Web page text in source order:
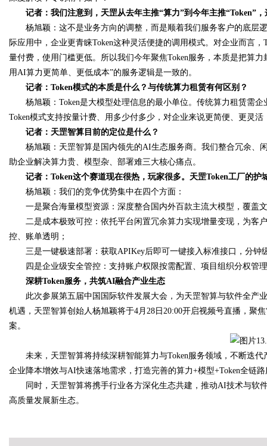
记者：我们注意到，天罡从去年主推“算力”到今年主推“Token”
杨旭颖：这不是业务方向的调整，而是顺着我们服务客户的底层
际应用中，企业更青睐Token这种灵活便捷的调用模式。对企业而言
量付费，使用门槛更低。所以我们今年聚焦Token服务，本质是把算
用AI算力更简单、更低成本”的服务逻辑是一致的。
记者：Token模式的本质是什么？与传统算力租赁有何区别？
杨旭颖：Token是大模型处理信息的最小单位。传统算力租赁需
Token模式支持按量计费、用多少付多少，对企业来说更简便、更灵
记者：天罡智算目前的定位是什么？
杨旭颖：天罡智算是国内领先的AI生态服务商。我们整合冗余、
助企业解决算力贵、模型杂、部署难三大核心痛点。
记者：Token这个赛道现在很热，玩家很多。天罡Token工厂的护
杨旭颖：我们的竞争优势集中在四个方面：
一是聚合海量模型资源：深度整合国内外百款主流大模型，覆盖
二是成本极致可控：依托平台闲置冗余算力实现增量变现，为客
控、账单透明；
三是一键极速部署：获取APIKey后即可一键接入标准接口，分钟
四是企业级安全管控：支持账户权限按需配置、项目组织分权管
深耕Token服务，共筑AI融合产业生态
此次参展第五届中国国际软件发展大会，为天罡智算与软件全产
机遇，天罡智算创始人杨旭颖将于4月28日20:00开启视频号直播，聚
案。
未来，天罡智算将持续深耕智能算力与Token服务领域，不断迭
企业降本增效与AI快速落地需求，打造完善的算力+模型+Token全链
同时，天罡智算将携手行业各方深化生态共建，推动AI技术与
高质量发展新生态。